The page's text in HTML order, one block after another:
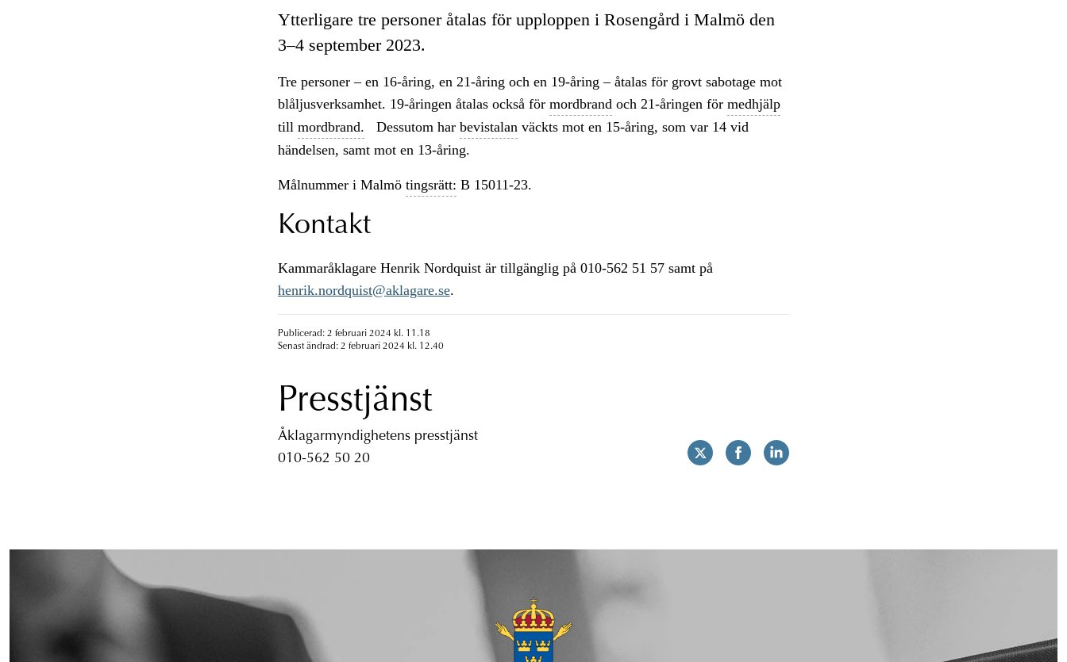
Ytterligare tre personer åtalas för upploppen i Rosengård i Malmö den
3–4 september 2023.
Tre personer – en 16-åring, en 21-åring och en 19-åring – åtalas för grovt sabotage mot
blåljusverksamhet. 19-åringen åtalas också för mordbrand och 21-åringen för medhjälp
till mordbrand. Dessutom har bevistalan väckts mot en 15-åring, som var 14 vid
händelsen, samt mot en 13-åring.
Målnummer i Malmö tingsrätt: B 15011-23.
Kontakt
Kammaråklagare Henrik Nordquist är tillgänglig på 010-562 51 57 samt på
henrik.nordquist@aklagare.se.
Publicerad: 2 februari 2024 kl. 11.18
Senast ändrad: 2 februari 2024 kl. 12.40
Presstjänst
Åklagarmyndighetens presstjänst
010-562 50 20